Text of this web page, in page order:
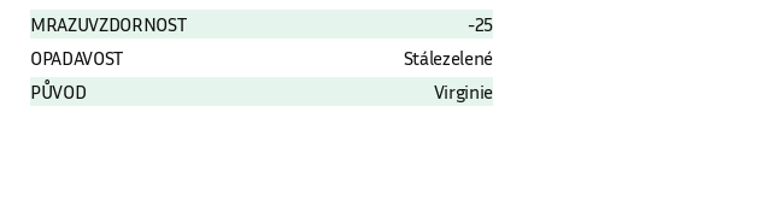
ŠÍŘKA DOSPĚLÉ ROSTLINY
4 m
MRAZUVZDORNOST
-25
OPADAVOST
Stálezelené